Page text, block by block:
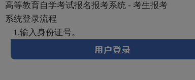
高等教育自学考试报名报考系统 - 考生报考
系统登录流程
1.输入身份证号。